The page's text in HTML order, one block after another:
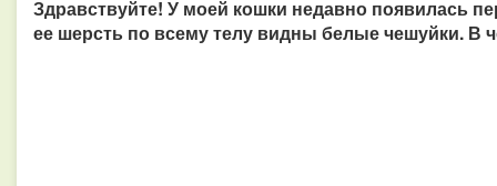
Здравствуйте! У моей кошки недавно появилась
ее шерсть по всему телу видны белые чешуйки. В